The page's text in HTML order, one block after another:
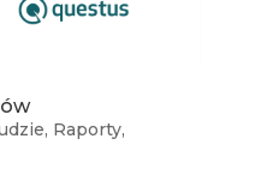
, Raporty,